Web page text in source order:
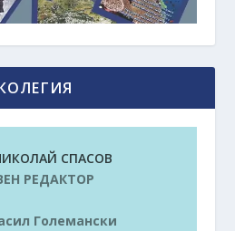
СПАСОВ
РЕДАКТОР
Големански